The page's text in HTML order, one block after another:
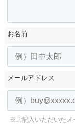
お名前
メールアドレス
※ご記入いただいたメ